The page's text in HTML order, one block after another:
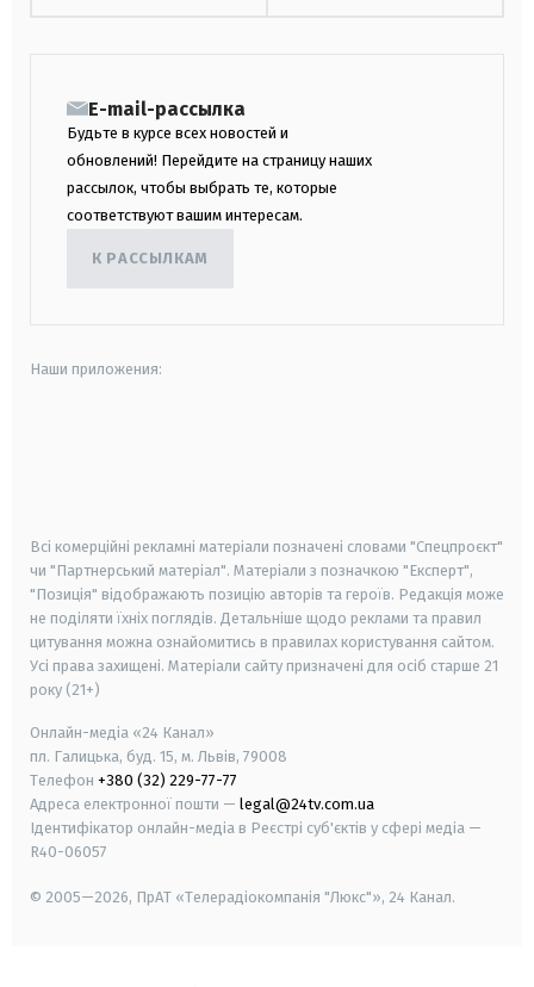
E-mail-рассылка
Будьте в курсе всех новостей и
обновлений! Перейдите на страницу наших
рассылок, чтобы выбрать те, которые
соответствуют вашим интересам.
К РАССЫЛКАМ
Наши приложения:
Всі комерційні рекламні матеріали позначені словами "Спецпроєкт"
чи "Партнерський матеріал". Матеріали з позначкою "Експерт",
"Позиція" відображають позицію авторів та героїв. Редакція може
не поділяти їхніх поглядів. Детальніше щодо реклами та правил
цитування можна ознайомитись в правилах користування сайтом.
Усі права захищені. Матеріали сайту призначені для осіб старше 21
року (21+)
Онлайн-медіа «24 Канал»
пл. Галицька, буд. 15, м. Львів, 79008
Телефон +380 (32) 229-77-77
Адреса електронної пошти — legal@24tv.com.ua
Ідентифікатор онлайн-медіа в Реєстрі суб'єктів у сфері медіа —
R40-06057
© 2005—2026, ПрАТ «Телерадіокомпанія "Люкс"», 24 Канал.